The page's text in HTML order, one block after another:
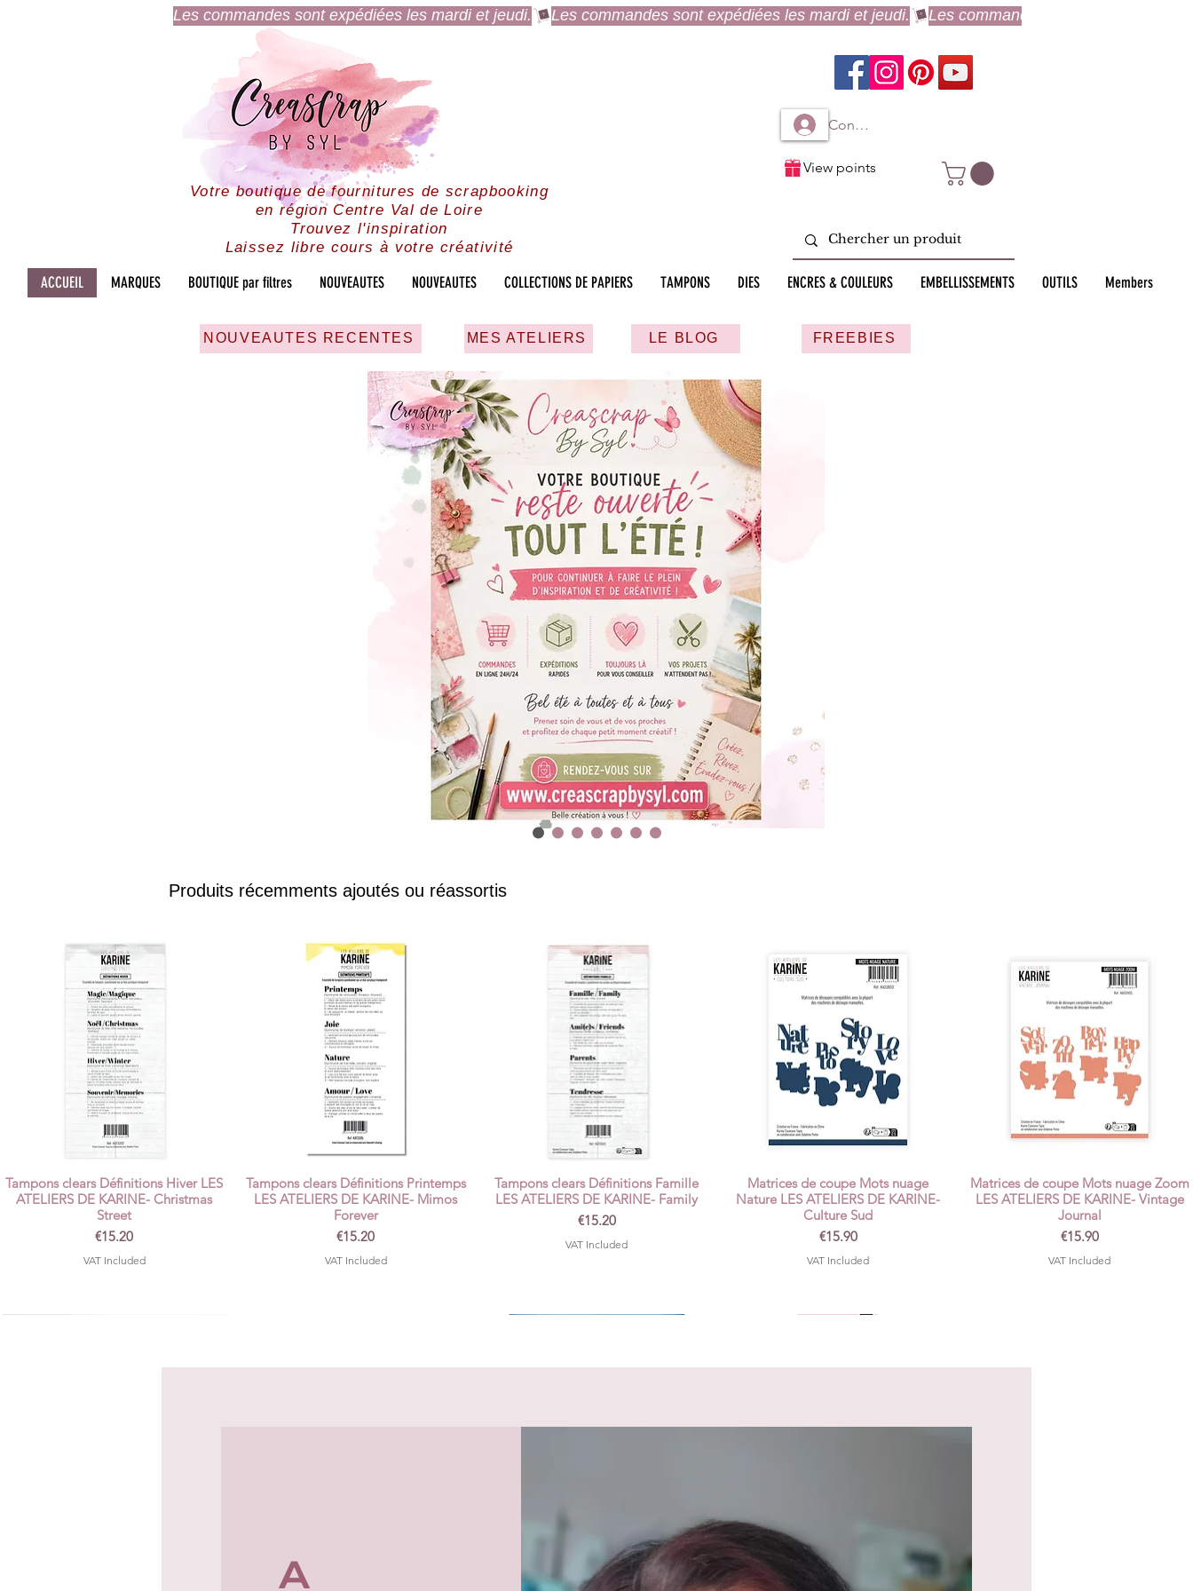
Les commandes sont expédiées les mardi et jeudi.
Votre boutique de fournitures de scrapbooking
en région Centre Val de Loire
Trouvez l'inspiration
Laissez libre cours à votre créativité
Connexion à mon compte
View points
ACCUEIL MARQUES BOUTIQUE par filtres NOUVEAUTES NOUVEAUTES COLLECTIONS DE PAPIERS TAMPONS DIES ENCRES & COULEURS EMBELLISSEMENTS OUTILS Members
NOUVEAUTES RECENTES MES ATELIERS LE BLOG FREEBIES
Produits récemments ajoutés ou réassortis
Quick View
Tampons clears Définitions Hiver LES
ATELIERS DE KARINE- Christmas
Street
Price
€15.20
VAT Included
Quick View
Tampons clears Définitions Printemps
LES ATELIERS DE KARINE- Mimos
Forever
Price
€15.20
VAT Included
Quick View
Tampons clears Définitions Famille
LES ATELIERS DE KARINE- Family
Price
€15.20
VAT Included
Quick View
Matrices de coupe Mots nuage
Nature LES ATELIERS DE KARINE-
Culture Sud
Price
€15.90
VAT Included
Quick View
Matrices de coupe Mots nuage Zoom
LES ATELIERS DE KARINE- Vintage
Journal
Price
€15.90
VAT Included
Colle Nuvo Deluxe Adhesive 120 ml -
Quick View
Mousses 3D autocollantes rondes
8mm
Quick View
Pinceaux en silicone
Price
€3.00
A